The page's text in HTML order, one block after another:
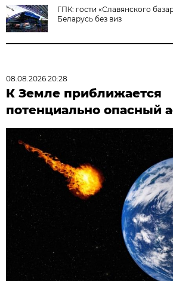
ГПК: гости «Славянского
Беларусь без виз
08.08.2026 20:28
К Земле приближается
потенциально опасный